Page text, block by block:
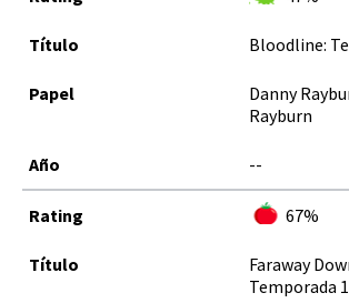
Bloodline:
Danny
Rayburn
--
67%
Faraway
Temporada 1